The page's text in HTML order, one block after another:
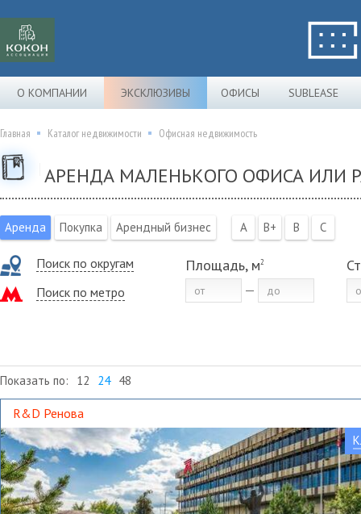
О КОМПАНИИ ЭКСКЛЮЗИВЫ ОФИСЫ SUBLEASE
Главная Каталог недвижимости Офисная недвижимость
АРЕНДА МАЛЕНЬКОГО ОФИСА ИЛИ
Аренда Покупка Арендный бизнес A B+ B C
Поиск по округам
Поиск по метро
Площадь, м2
Показать по: 12 24 48
R&D Ренова